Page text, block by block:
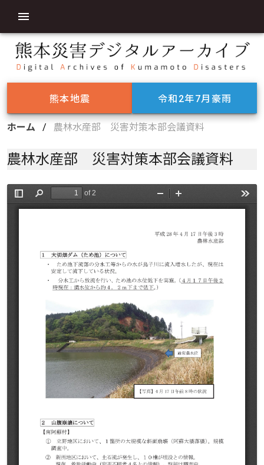
熊本地震 令和2年7月豪雨
ホーム / 農林水産部 災害対策本部会議資料
農林水産部 災害対策本部会議資料